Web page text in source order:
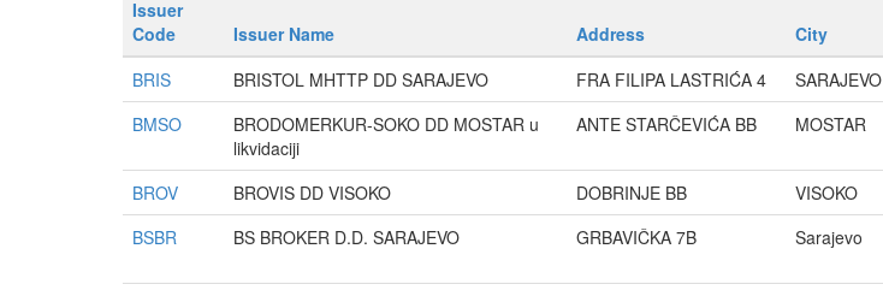
Issuer
Code
Issuer Name Address City
BRIS
BRISTOL MHTTP DD SARAJEVO FRA FILIPA LASTRIĆA 4 SARAJEVO
BMSO
BRODOMERKUR-SOKO DD MOSTAR u
likvidaciji
ANTE STARČEVIĆA BB MOSTAR
BROV
BROVIS DD VISOKO DOBRINJE BB VISOKO
BSBR
BS BROKER D.D. SARAJEVO GRBAVIČKA 7B Sarajevo